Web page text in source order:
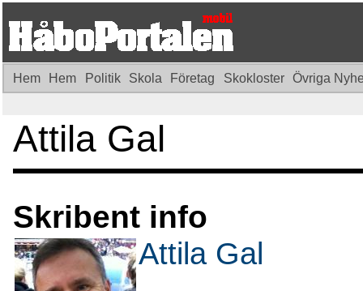
Hem Hem Politik Skola Företag Skokloster Övriga
Attila Gal
Skribent info
Attila Gal